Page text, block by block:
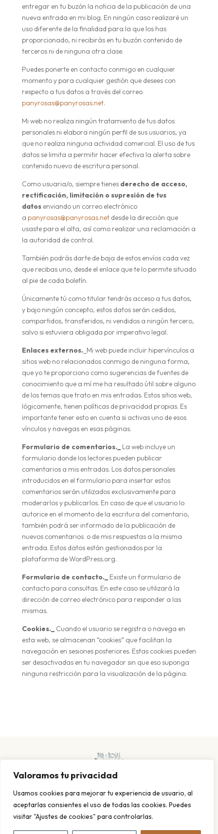
Valoramos tu privacidad
Usamos cookies para mejorar tu experiencia de usuario, al
aceptarlas consientes el uso de todas las cookies. Puedes
visitar "Ajustes de cookies" para controlarlas.
entregar en tu buzón la noticia de la publicación de una
nueva entrada en mi blog. En ningún caso realizaré un
uso diferente de la finalidad para la que los has
proporcionado, ni recibirás en tu buzón contenido de
terceros ni de ninguna otra clase.
Puedes ponerte en contacto conmigo en cualquier
momento y para cualquier gestión que desees con
respecto a tus datos a través del correo
panyrosas@panyrosas.net.
Mi web no realiza ningún tratamiento de tus datos
personales ni elabora ningún perfil de sus usuarios, ya
que no realiza ninguna actividad comercial. El uso de tus
datos se limita a permitir hacer efectiva la alerta sobre
contenido nuevo de escritura personal.
Como usuaria/o, siempre tienes derecho de acceso,
rectificación, limitación o supresión de tus
datosenviando un correo electrónico
a panyrosas@panyrosas.netdesde la dirección que
usaste para el alta, así como realizar una reclamación a
la autoridad de control.
También podrás darte de baja de estos envíos cada vez
que recibas uno, desde el enlace que te lo permite situado
al pie de cada boletín.
Únicamente tú como titular tendrás acceso a tus datos,
y bajo ningún concepto, estos datos serán cedidos,
compartidos, transferidos, ni vendidos a ningún tercero,
salvo si estuviera obligada por imperativo legal.
Enlaces externos. _Mi web puede incluir hipervínculos a
sitios web no relacionados conmigo de ninguna forma,
que yo te proporciono como sugerencias de fuentes de
conocimiento que a mí me ha resultado útil sobre alguno
de los temas que trato en mis entradas. Estos sitios web,
lógicamente, tienen políticas de privacidad propias. Es
importante tener esto en cuenta si activas uno de esos
vínculos y navegas en esas páginas.
Formulario de comentarios._
La web incluye un
formulario donde los lectores pueden publicar
comentarios a mis entradas. Los datos personales
introducidos en el formulario para insertar estos
comentarios serán utilizados exclusivamente para
moderarlos y publicarlos. En caso de que el usuario lo
autorice en el momento de la escritura del comentario,
también podrá ser informado de la publicación de
nuevos comentarios o de mis respuestas a la misma
entrada. Estos datos están gestionados por la
plataforma de WordPress.org.
Formulario de contacto._
Existe un formulario de
contacto para consultas. En este caso se utilizará la
dirección de correo electrónico para responder a las
mismas.
Cookies._
Cuando el usuario se registra o navega en
esta web, se almacenan “cookies” que facilitan la
navegación en sesiones posteriores. Estas cookies pueden
ser desactivadas en tu navegador sin que eso suponga
ninguna restricción para la visualización de la página.